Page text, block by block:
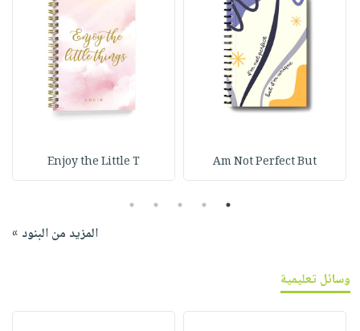
Am Not Perfect But
Enjoy the Little T
1
2
3
4
5
المزيد من البنود »
وسائل تعليمية